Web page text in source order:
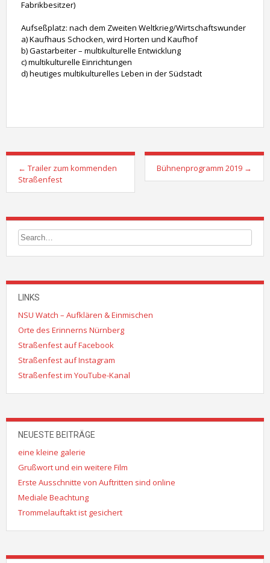
Fabrikbesitzer)
Aufseßplatz: nach dem Zweiten Weltkrieg/Wirtschaftswunder
a) Kaufhaus Schocken, wird Horten und Kaufhof
b) Gastarbeiter – multikulturelle Entwicklung
c) multikulturelle Einrichtungen
d) heutiges multikulturelles Leben in der Südstadt
Post
navigation
← Trailer zum kommenden
Straßenfest
Bühnenprogramm 2019 →
LINKS
NSU Watch – Aufklären & Einmischen
Orte des Erinnerns Nürnberg
Straßenfest auf Facebook
Straßenfest auf Instagram
Straßenfest im YouTube-Kanal
NEUESTE BEITRÄGE
eine kleine galerie
Grußwort und ein weitere Film
Erste Ausschnitte von Auftritten sind online
Mediale Beachtung
Trommelauftakt ist gesichert